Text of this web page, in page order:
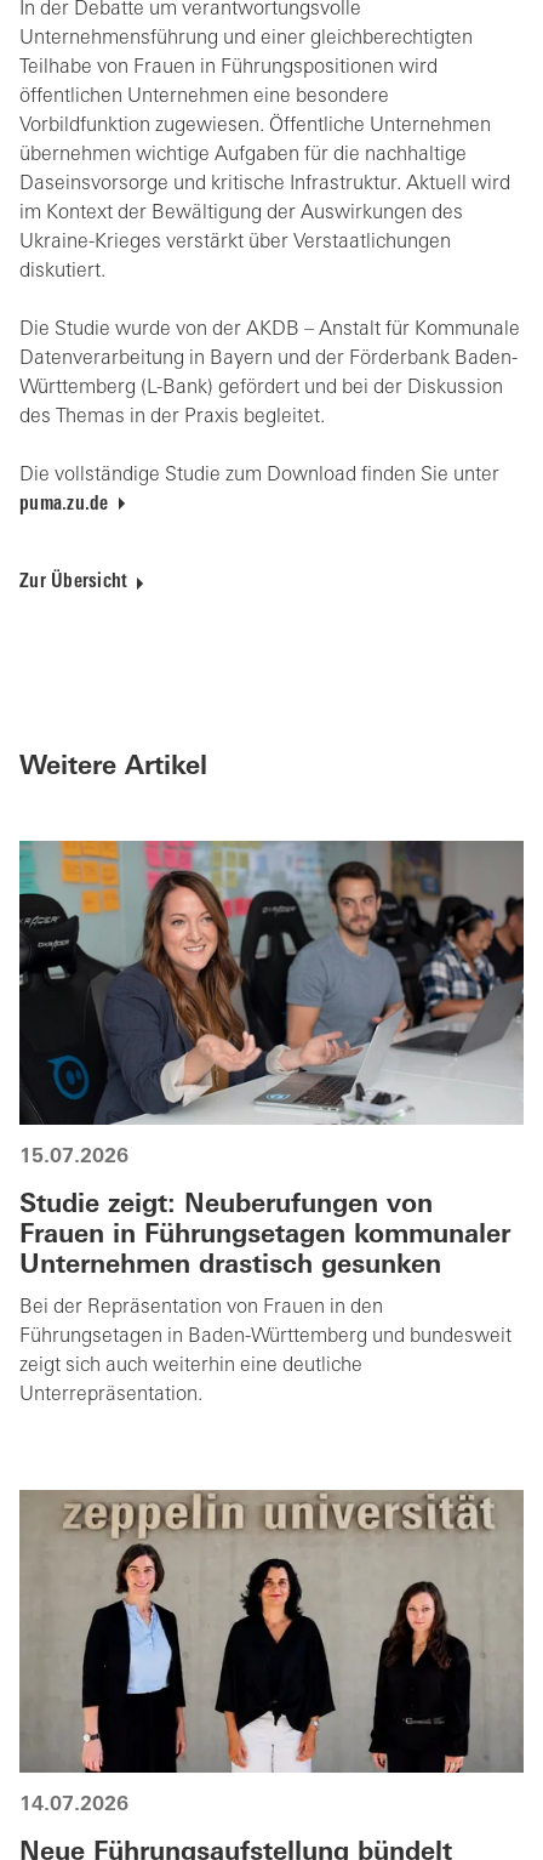
In der Debatte um verantwortungsvolle
Unternehmensführung und einer gleichberechtigten
Teilhabe von Frauen in Führungspositionen wird
öffentlichen Unternehmen eine besondere
Vorbildfunktion zugewiesen. Öffentliche Unternehmen
übernehmen wichtige Aufgaben für die nachhaltige
Daseinsvorsorge und kritische Infrastruktur. Aktuell wird
im Kontext der Bewältigung der Auswirkungen des
Ukraine-Krieges verstärkt über Verstaatlichungen
diskutiert.
Die Studie wurde von der AKDB – Anstalt für Kommunale
Datenverarbeitung in Bayern und der Förderbank Baden-
Württemberg (L-Bank) gefördert und bei der Diskussion
des Themas in der Praxis begleitet.
Die vollständige Studie zum Download finden Sie unter
puma.zu.de
Zur Übersicht
Weitere Artikel
15.07.2026
Studie zeigt: Neuberufungen von
Frauen in Führungsetagen kommunaler
Unternehmen drastisch gesunken
Bei der Repräsentation von Frauen in den
Führungsetagen in Baden-Württemberg und bundesweit
zeigt sich auch weiterhin eine deutliche
Unterrepräsentation.
14.07.2026
Neue Führungsaufstellung bündelt